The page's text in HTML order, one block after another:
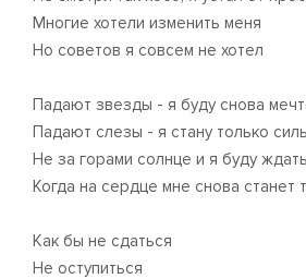
Многие хотели изменить меня
Но советов я совсем не хотел
Падают звезды - я буду снова
Падают слезы - я стану только
Не за горами солнце и я буду ждать
Когда на сердце мне снова станет
Как бы не сдаться
Не оступиться